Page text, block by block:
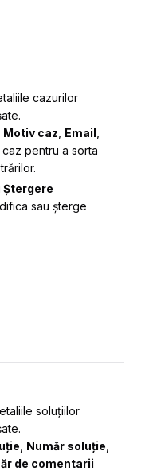
cazurilor
Motiv caz Email
caz pentru a sorta
Ștergere
sau șterge
soluțiilor
Număr soluție
de comentarii